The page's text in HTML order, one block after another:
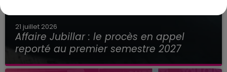
21 juillet 2026
Affaire Jubillar : le procès en appel
reporté au premier semestre 2027